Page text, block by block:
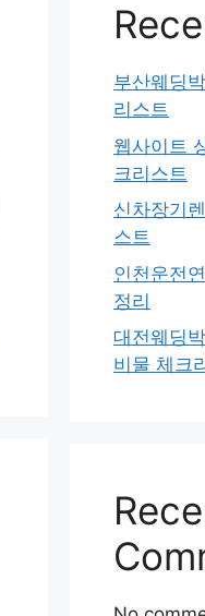
부산웨딩
리스트
웹사이트
크리스트
신차장기
스트
인천운전
정리
대전웨딩
비물 체크